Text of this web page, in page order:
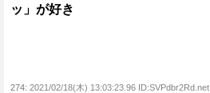
ッ」が好き
274: 2021/02/18(木) 13:03:23.96 ID:SVPdbr2Rd.net